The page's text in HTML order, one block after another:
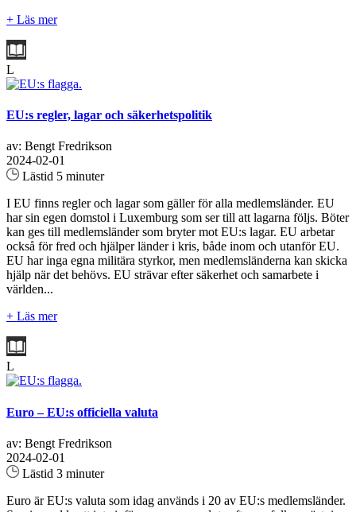
+ Läs mer
L
EU:s regler, lagar och säkerhetspolitik
av: Bengt Fredrikson
2024-02-01
Lästid 5 minuter
I EU finns regler och lagar som gäller för alla medlemsländer. EU
har sin egen domstol i Luxemburg som ser till att lagarna följs. Böter
kan ges till medlemsländer som bryter mot EU:s lagar. EU arbetar
också för fred och hjälper länder i kris, både inom och utanför EU.
EU har inga egna militära styrkor, men medlemsländerna kan skicka
hjälp när det behövs. EU strävar efter säkerhet och samarbete i
världen...
+ Läs mer
L
Euro – EU:s officiella valuta
av: Bengt Fredrikson
2024-02-01
Lästid 3 minuter
Euro är EU:s valuta som idag används i 20 av EU:s medlemsländer.